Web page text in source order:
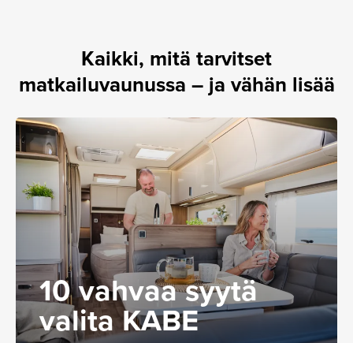
Kaikki, mitä tarvitset
matkailuvaunussa – ja vähän lisää
10 vahvaa syytä
valita KABE